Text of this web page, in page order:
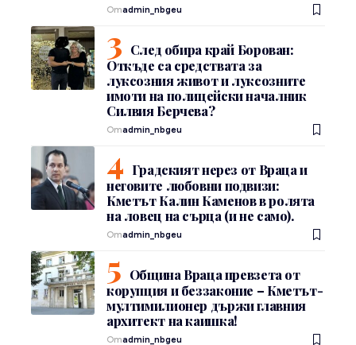
Отadmin_nbgeu
След обира край Борован:
Откъде са средствата за
луксозния живот и луксозните
имоти на полицейски началник
Силвия Берчева?
Отadmin_nbgeu
Градският нерез от Враца и
неговите любовни подвизи:
Кметът Калин Каменов в ролята
на ловец на сърца (и не само).
Отadmin_nbgeu
Община Враца превзета от
корупция и беззаконие – Кметът-
мултимилионер държи главния
архитект на каишка!
Отadmin_nbgeu